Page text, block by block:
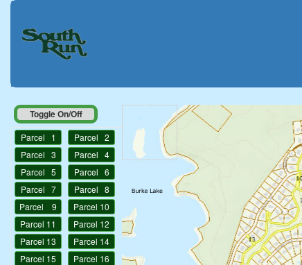
Toggle On/Off
Parcel 1
Parcel 2
Parcel 3
Parcel 4
Parcel 5
Parcel 6
Parcel 7
Parcel 8
Parcel 9
Parcel 10
Parcel 11
Parcel 12
Parcel 13
Parcel 14
Parcel 15
Parcel 16